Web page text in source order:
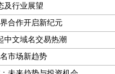
及行业展望
合作开启新纪元
中文域名交易热潮
市场新趋势